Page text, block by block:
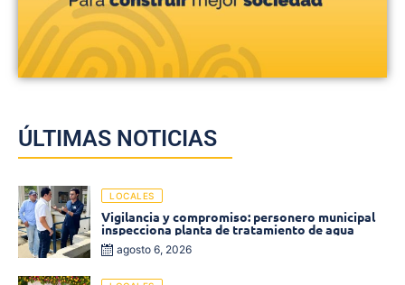
ÚLTIMAS NOTICIAS
LOCALES
Vigilancia y compromiso: personero municipal
inspecciona planta de tratamiento de agua
agosto 6, 2026